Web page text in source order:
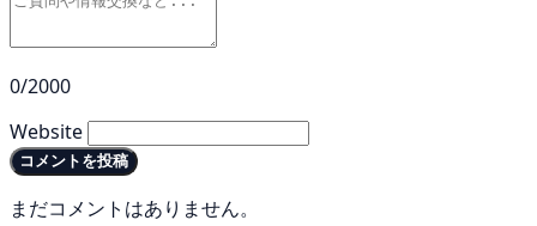
0/2000
Website
コメントを投稿
まだコメントはありません。